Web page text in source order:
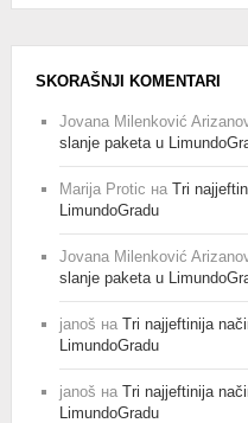
SKORAŠNJI KOMENTARI
Jovana Milenković
slanje paketa u
Marija Protic на Tri
LimundoGradu
Jovana Milenković
slanje paketa u
janoš на Tri najjeftinija
LimundoGradu
janoš на Tri najjeftinija
LimundoGradu